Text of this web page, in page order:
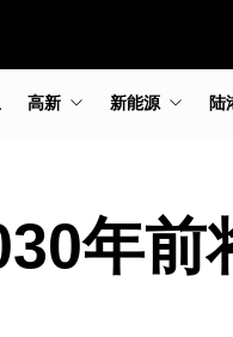
高新 新能源 陆
年